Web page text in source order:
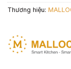
Thương hiệu: